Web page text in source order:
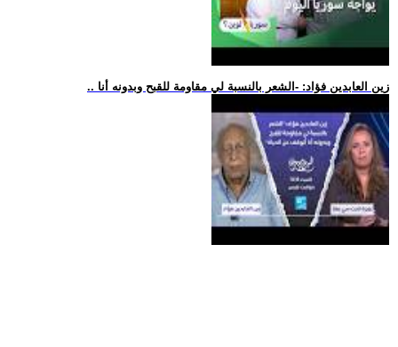
.. زين العابدين فؤاد: -الشعر بالنسبة لي مقاومة للقبح وبدونه أنا